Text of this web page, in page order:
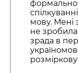
мову. Мені
не
зрада в